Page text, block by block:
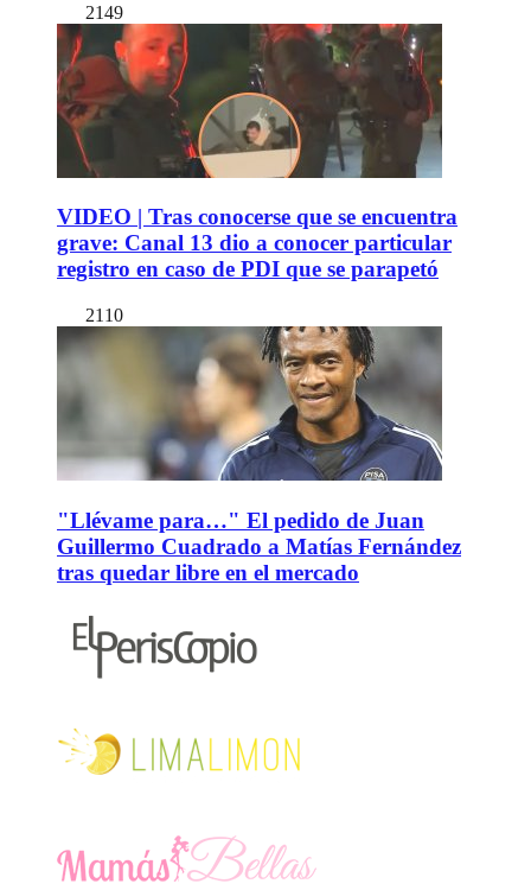
2149
VIDEO | Tras conocerse que se encuentra
grave: Canal 13 dio a conocer particular
registro en caso de PDI que se parapetó
2110
"Llévame para…" El pedido de Juan
Guillermo Cuadrado a Matías Fernández
tras quedar libre en el mercado